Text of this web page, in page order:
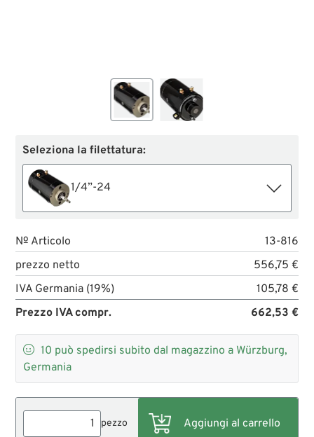
Seleziona la filettatura:
1/4”-24
№ Articolo
13-816
prezzo netto
556,75 €
IVA Germania (19%)
105,78 €
Prezzo IVA compr.
662,53 €
 10 può spedirsi subito dal magazzino a Würzburg,
Germania
pezzo